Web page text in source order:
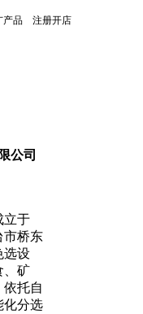
产品 注册开店
公司
立于
市桥东
选设
、矿
托自
化分选